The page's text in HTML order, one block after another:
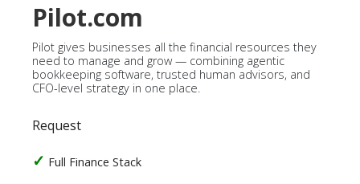
Pilot.com
Pilot gives businesses all the financial resources they
need to manage and grow — combining agentic
bookkeeping software, trusted human advisors, and
CFO-level strategy in one place.
Request
Full Finance Stack